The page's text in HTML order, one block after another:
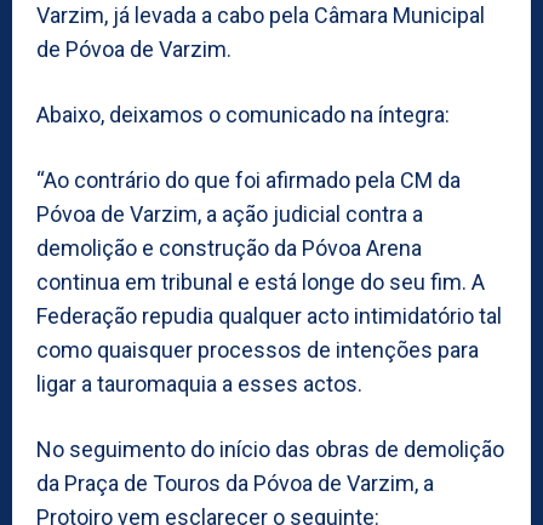
Varzim, já levada a cabo pela Câmara Municipal
de Póvoa de Varzim.
Abaixo, deixamos o comunicado na íntegra:
“Ao contrário do que foi afirmado pela CM da
Póvoa de Varzim, a ação judicial contra a
demolição e construção da Póvoa Arena
continua em tribunal e está longe do seu fim. A
Federação repudia qualquer acto intimidatório tal
como quaisquer processos de intenções para
ligar a tauromaquia a esses actos.
No seguimento do início das obras de demolição
da Praça de Touros da Póvoa de Varzim, a
Protoiro vem esclarecer o seguinte: